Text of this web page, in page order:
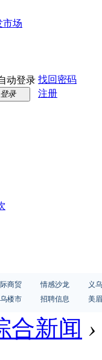
市场
动登录 找回密码
登录 注册
商贸 情感沙龙
义
楼市 招聘信息 美
合新闻 ›